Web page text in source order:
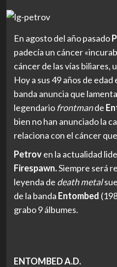
En agosto del año pasado
padecía un cáncer
cáncer de las vías biliares,
Hoy a sus 49 años de edad
banda anuncia que
legendario frontmande
bien no han anunciado la
relaciona con el cáncer
Petroven la actualidad
Firespawn.Siempre será
leyenda de death metal
de la banda Entombed
grabo 9 álbumes.
ENTOMBED A.D.